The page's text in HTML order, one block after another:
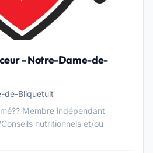
- Notre-Dame-de-
de-Bliquetuit
Membre indépendant